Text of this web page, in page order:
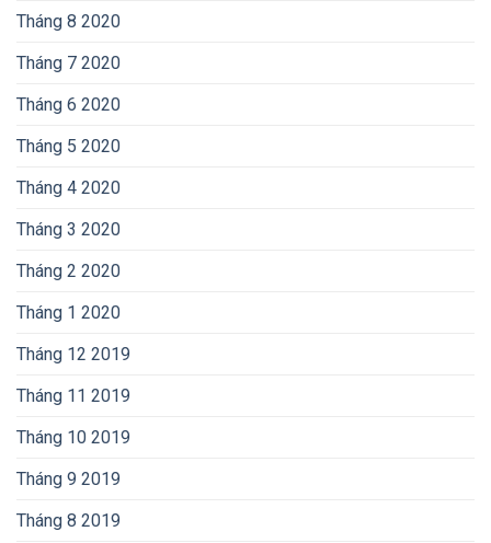
Tháng 8 2020
Tháng 7 2020
Tháng 6 2020
Tháng 5 2020
Tháng 4 2020
Tháng 3 2020
Tháng 2 2020
Tháng 1 2020
Tháng 12 2019
Tháng 11 2019
Tháng 10 2019
Tháng 9 2019
Tháng 8 2019